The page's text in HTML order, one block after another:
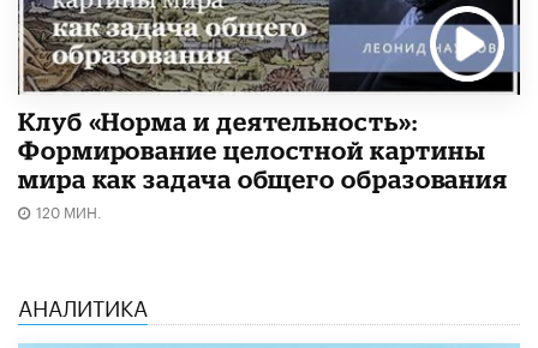
Клуб «Норма и деятельность»:
Формирование целостной картины
мира как задача общего образования
120 МИН.
АНАЛИТИКА